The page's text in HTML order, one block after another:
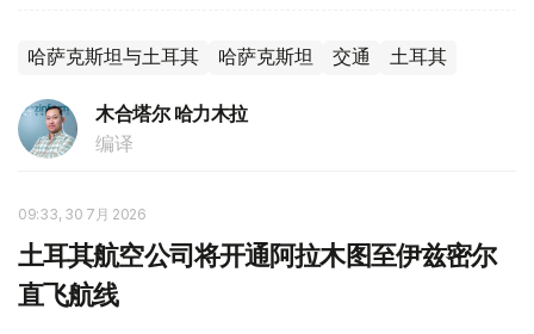
哈萨克斯坦与土耳其 哈萨克斯坦 交通 土耳其
木合塔尔 哈力木拉
编译
09:33, 30 7月 2026
土耳其航空公司将开通阿拉木图至伊兹密尔
直飞航线